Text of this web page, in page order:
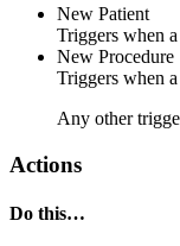
New Patient
Triggers when
New Procedure
Triggers when
Any other
Actions
Do this…